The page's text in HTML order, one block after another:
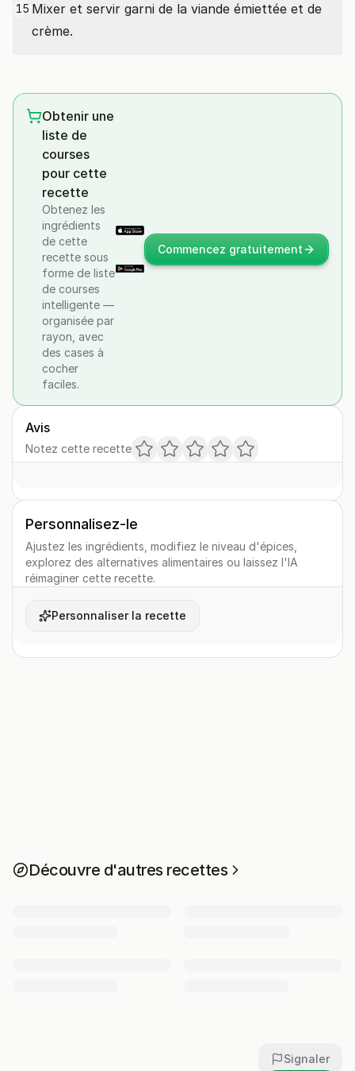
15 Mixer et servir garni de la viande émiettée et de
crème.
Obtenir une
liste de
courses
pour cette
recette
Obtenez les
ingrédients
de cette
recette sous
forme de liste
de courses
intelligente —
organisée par
rayon, avec
des cases à
cocher
faciles.
Commencez gratuitement
Avis
Notez cette recette
Personnalisez-le
Ajustez les ingrédients, modifiez le niveau d'épices,
explorez des alternatives alimentaires ou laissez l'IA
réimaginer cette recette.
Personnaliser la recette
Découvre d'autres recettes
Signaler